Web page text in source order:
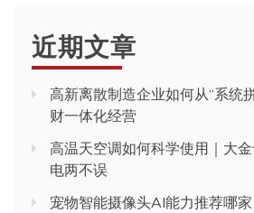
近期文章
高新离散制造企业如何从“系统
财一体化经营
高温天空调如何科学使用｜大
电两不误
宠物智能摄像头AI能力推荐哪